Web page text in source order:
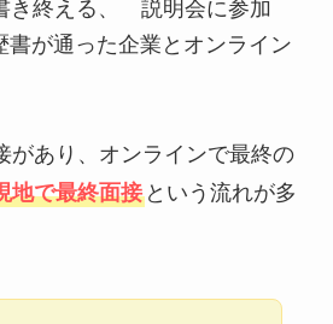
き終える、 説明会に参加
書が通った企業とオンライン
があり、オンラインで最終の
地で最終面接という流れが多